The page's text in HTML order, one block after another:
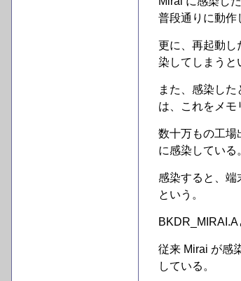
普段通りに動作
更に、再起動し
染してしまうと
また、感染し
は、これをメモ
数十万もの工場
に感染している
感染すると、端
という。
BKDR_MIRAI.A
従来 Mirai が感
している。